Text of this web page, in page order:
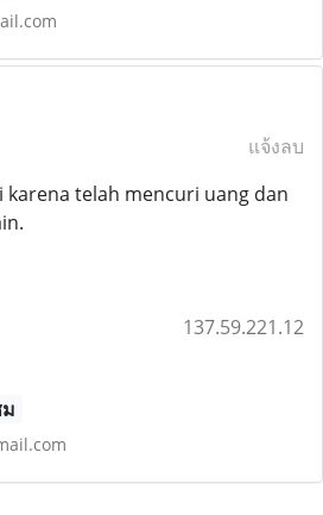
แจ้งลบ
karena telah mencuri uang dan
137.59.221.12